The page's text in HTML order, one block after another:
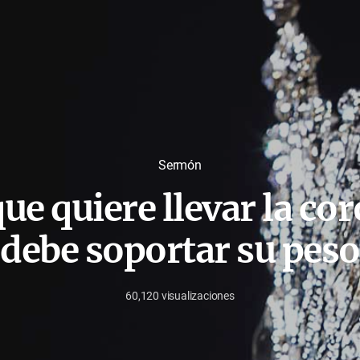
Sermón
quiere llevar la
debe soportar su peso
agosto
60,120 visualizaciones